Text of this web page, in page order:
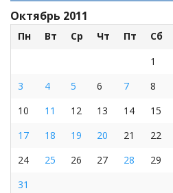
Октябрь 2011
Пн Вт Ср Чт Пт Сб
1
3
4 5 6 7 8
10
11 12 13 14 15
17
18 19 20 21 22
24
25 26 27 28 29
31